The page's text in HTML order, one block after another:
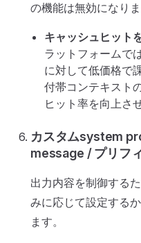
の機能は無効になりま
キャッシュヒット
ラットフォームで
に対して低価格で
付帯コンテキスト
ヒット率を向上さ
カスタムsystem
message / プリフ
出力内容を制御する
みに応じて設定する
ます。